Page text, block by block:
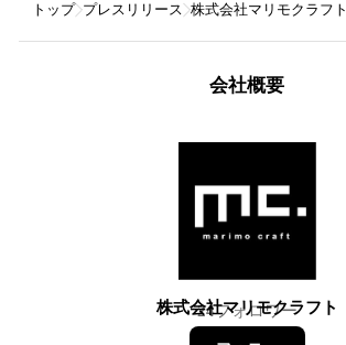
トップ プレスリリース 株式会社マリモクラフト
会社概要
株式会社マリモクラフト
24フォロワー